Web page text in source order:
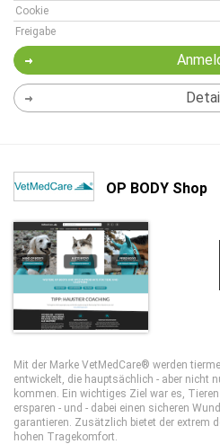
Cookie
Freigabe
OP BODY Shop
Mit der Marke VetMedCare® werden
entwickelt, die hauptsächlich - aber nicht
kommen. Ein wichtiges Ziel war es,
ersparen - und - dabei einen sicheren
garantieren. Zusätzlich bietet der extrem
hohen Tragekomfort.